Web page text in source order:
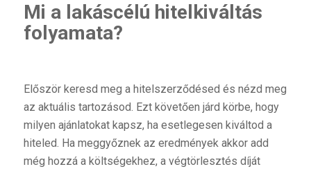
Mi a lakáscélú hitelkiváltás
folyamata?
Először keresd meg a hitelszerződésed és nézd meg
az aktuális tartozásod. Ezt követően járd körbe, hogy
milyen ajánlatokat kapsz, ha esetlegesen kiváltod a
hiteled. Ha meggyőznek az eredmények akkor add
még hozzá a költségekhez, a végtörlesztés díját